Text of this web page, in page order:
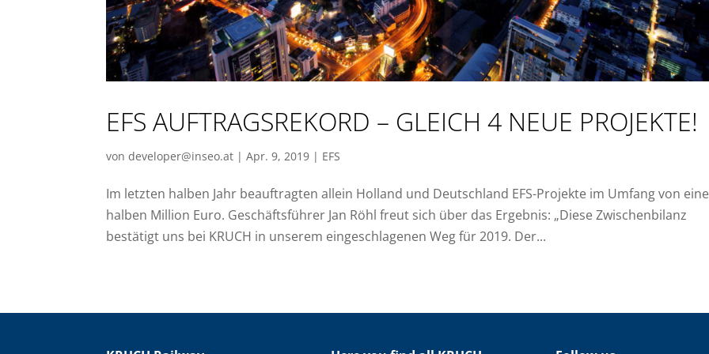
EFS AUFTRAGSREKORD – GLEICH 4 NEUE PROJEKTE!
vondeveloper@inseo.at |Apr. 9, 2019 | EFS
Im letzten halben Jahr beauftragten allein Holland und Deutschland EFS-Projekte im Umfang von
halben Million Euro. Geschäftsführer Jan Röhl freut sich über das Ergebnis: „Diese Zwischenbilanz
bestätigt uns bei KRUCH in unserem eingeschlagenen Weg für 2019. Der...